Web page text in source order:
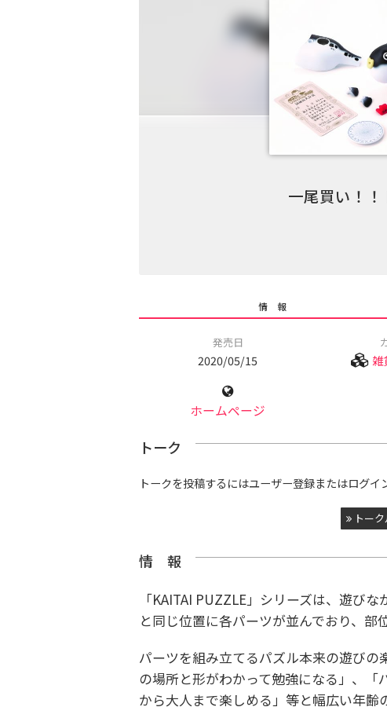
一尾買い！
情 報
発売日
2020/05/15 雑
ホームページ
トーク
トークを投稿するにはユーザー登録またはログイ
トーク
情 報
「KAITAI PUZZLE」シリーズは、遊び
と同じ位置に各パーツが並んでおり、部
パーツを組み立てるパズル本来の遊び
の場所と形がわかって勉強になる」、
から大人まで楽しめる」等と幅広い年齢